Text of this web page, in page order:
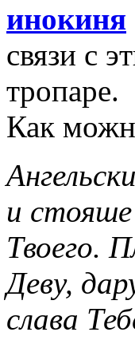
инокиня
связи с
тропаре.
Как
и
Твоего.
Деву,
слава